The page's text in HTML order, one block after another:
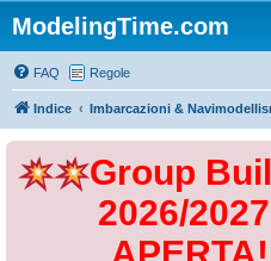
ModelingTime.com
FAQ Regole
Indice Imbarcazioni &
Group
2026/